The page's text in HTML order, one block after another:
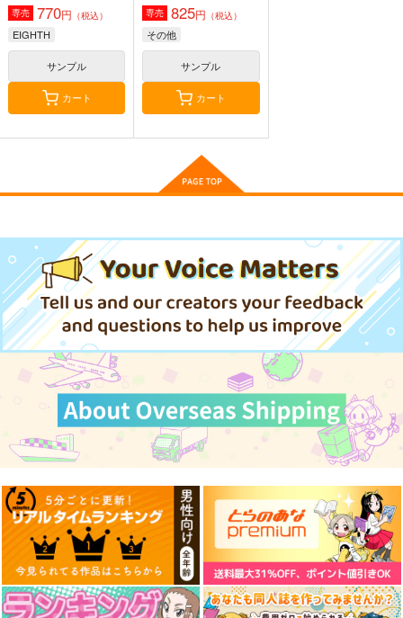
サンプル
カート
サンプル
カート
「二月の勝者」カラー
イラスト集
高瀬志帆
専売 2,200円（税込）
黒木蔵人
サンプル
カート
姫様拷問の時間で
す トーチャ 防水ステ
ッカー
コパン
440円（税込）
サンプル
サンプル
作品詳細
愛と恋と、ケーキと君
と
990円
シルヴァン×ベレス
サンプル
作品詳細
サンプル
作品詳細
東方クリアファイル
紫＆藍５
AbsoluteZero
東方クリアファイル
秋静葉＆穣子5
AbsoluteZero
東方クリアファイル
菅牧典６
AbsoluteZero
専売 770円 （税込）
EIGHTH
サンプル
カート
専売 825円 （税込）
その他
サンプル
カート